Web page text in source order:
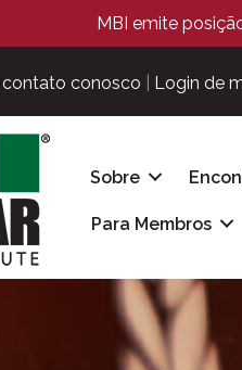
MBI emite
contato conosco Login de
Sobre
Para Membros